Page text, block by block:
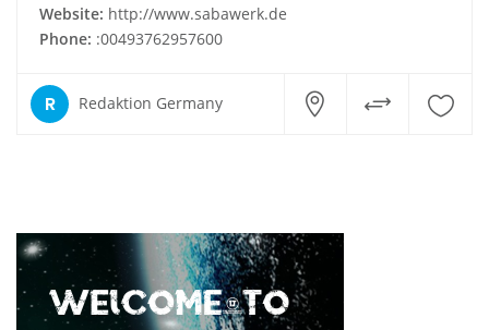
Website: http://www.sabawerk.de
Phone: :00493762957600
R Redaktion Germany